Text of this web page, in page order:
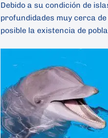
Debido a su condición de
profundidades muy cerca
posible la existencia de